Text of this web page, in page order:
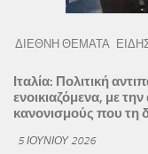
ΔΙΕΘΝΗ ΘΕΜΑΤΑ
Ιταλία: Πολιτική
ενοικιαζόμενα, με
κανονισμούς που τη
5 ΙΟΥΝΊΟΥ 2026